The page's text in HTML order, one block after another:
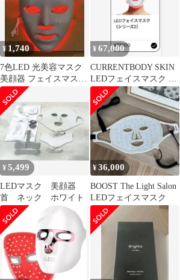
¥ 1,740
7色LED 光美容マスク
美顔器 フェイスマスク
一度使用 動作確認済み
¥67,000
CURRENTBODY SKIN
LEDフェイスマスク シ
リーズ２
¥5,499
LEDマスク 美顔器
首 ネック ホワイト
¥36,000
BOOST The Light Salon
LEDフェイスマスク